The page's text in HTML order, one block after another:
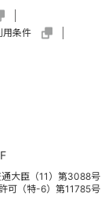
つ公正な手
いただいた
囲内で利用
申し出が
。
用条件
大臣（11）第3088号
可（特-6）第11785号